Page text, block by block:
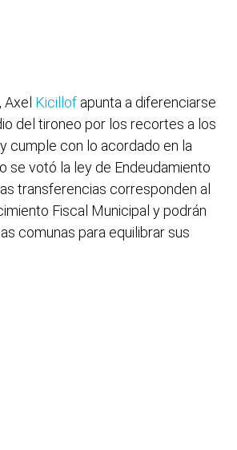
Axel Kicillof apunta a diferenciarse
del tironeo por los recortes a los
cumple con lo acordado en la
se votó la ley de Endeudamiento
transferencias corresponden al
Fiscal Municipal y podrán
comunas para equilibrar sus